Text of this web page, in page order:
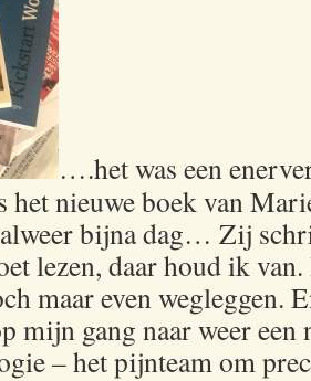
….het was een
het nieuwe boek van
bijna dag… Zij
lezen, daar houd ik
maar even wegleggen.
mijn gang naar weer
– het pijnteam om